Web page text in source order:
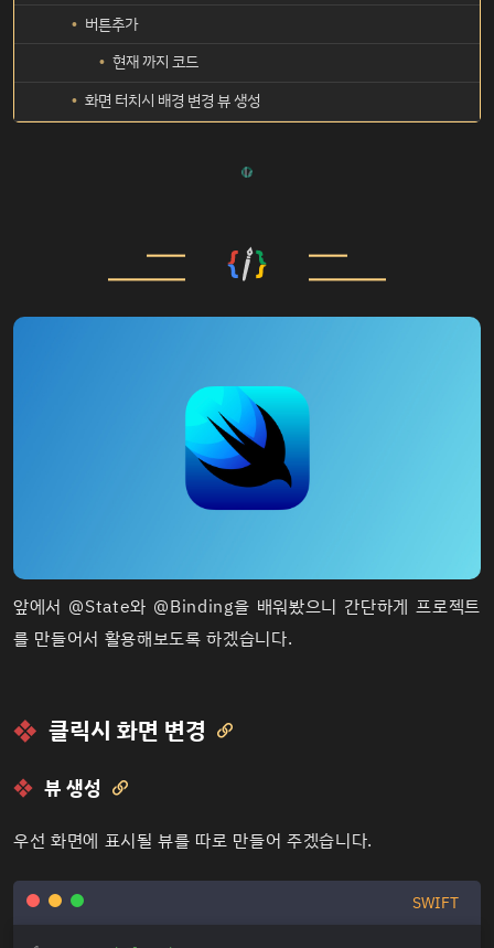
버튼추가
현재 까지 코드
화면 터치시 배경 변경 뷰 생성
앞에서 @State와 @Binding을 배워봤으니 간단하게 프로젝트
를 만들어서 활용해보도록 하겠습니다.
클릭시 화면 변경 
뷰 생성 
우선 화면에 표시될 뷰를 따로 만들어 주겠습니다.
SWIFT